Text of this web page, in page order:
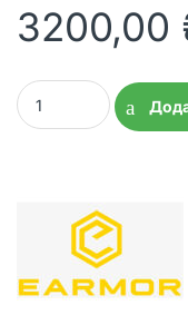
3200,00
Активні захисні